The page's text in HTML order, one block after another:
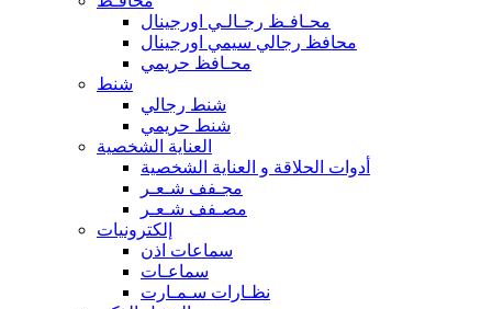
محـافـظ رجـالـي اورجينال
محافظ رجالي سيمي اورجينال
محـافظ حريمي
شنط
شنط رجالي
شنط حريمي
العناية الشخصية
أدوات الحلاقة و العناية الشخصية
مجـفف شـعـر
مصـفف شـعـر
إلكترونيات
سماعات اذن
سماعـات
نظـارات سـمـارت